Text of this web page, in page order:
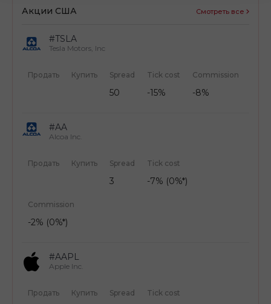
Акции США Смотреть все
#TSLA
Tesla Motors, Inc
Продать Купить Spread
50
Tick cost
-15%
Commission
-8%
#AA
Alcoa Inc.
Продать Купить Spread
3
Tick cost
-7% (0%*)
Commission
-2% (0%*)
#AAPL
Apple Inc.
Продать Купить Spread Tick cost